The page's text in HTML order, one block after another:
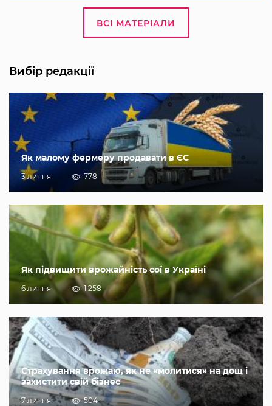
ВСІ МАТЕРІАЛИ
Вибір редакції
Як малому фермеру продавати в ЄС
3 липня 778
Як підвищити врожайність сої в Україні
6 липня 1 258
Страхування врожаю, як не «молитися» на дощ і
захистити свій бізнес
7 липня 504